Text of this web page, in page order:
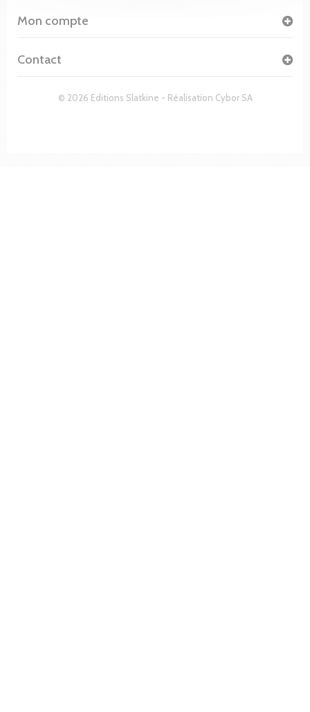
© 2026 Editions Slatkine - Réalisation Cybor SA
Mon compte
Contact